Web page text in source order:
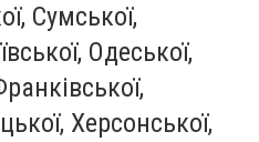
Сумської,
Одеської,
Херсонської,